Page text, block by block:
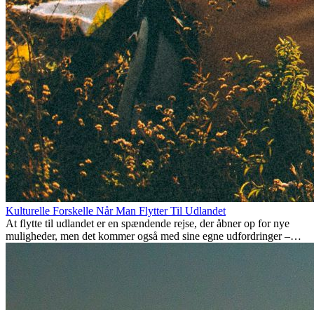
Kulturelle Forskelle Når Man Flytter Til Udlandet
At flytte til udlandet er en spændende rejse, der åbner op for nye
muligheder, men det kommer også med sine egne udfordringer –
arbejde, studier, eller bare for at få noget nyt, kan det tage tid at
tilpasse sig en ny kultur. At forstå disse forskelle og omfavne nye